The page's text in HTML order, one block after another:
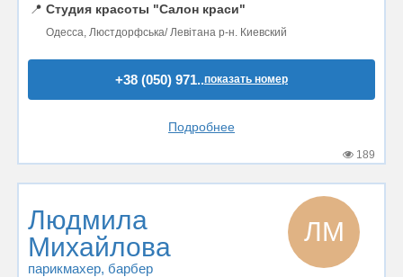
📍 Студия красоты "Салон краси"
Одесса, Люстдорфська/ Левітана р-н. Киевский
+38 (050) 971..показать номер
Подробнее
189
Людмила
Михайлова
парикмахер, барбер
ЛМ